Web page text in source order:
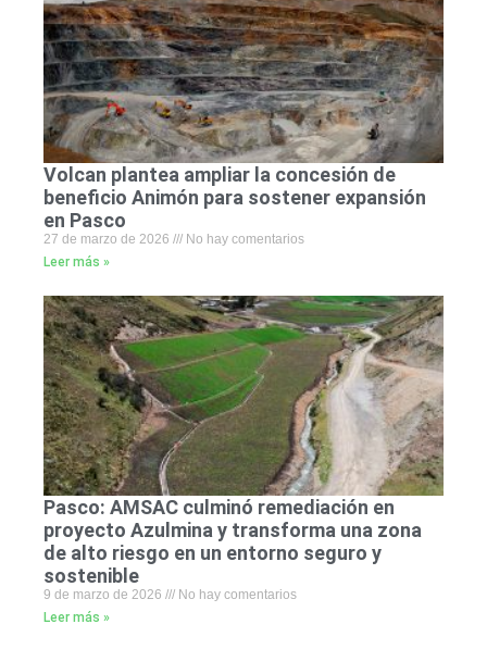
Volcan plantea ampliar la concesión de
beneficio Animón para sostener expansión
en Pasco
27 de marzo de 2026
No hay comentarios
Leer más »
Pasco: AMSAC culminó remediación en
proyecto Azulmina y transforma una zona
de alto riesgo en un entorno seguro y
sostenible
9 de marzo de 2026
No hay comentarios
Leer más »